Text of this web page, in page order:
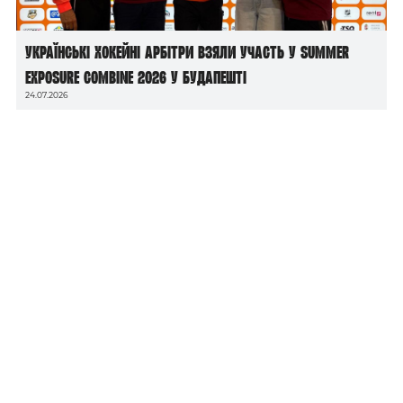
Українські хокейні арбітри взяли участь у Summer
Exposure Combine 2026 у Будапешті
24.07.2026